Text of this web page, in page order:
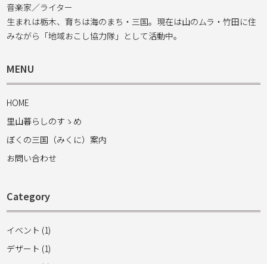
音楽家／ライター
生まれは栃木、育ちは海のまち・三国。現在は山のムラ・竹田に住
みながら「地域おこし協力隊」として活動中。
MENU
HOME
里山暮らしのすゝめ
ぼくの三国（みくに）案内
お問い合わせ
Category
イベント (1)
デザート (1)